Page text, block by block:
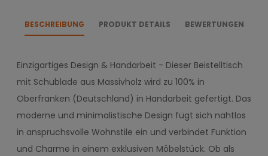
BESCHREIBUNG PRODUKT DETAILS BEWERTUNGEN
Einzigartiges Design & Handarbeit - Dieser Beistelltisch
mit Schublade aus Massivholz wird zu 100% in
Oberfranken (Deutschland) in Handarbeit gefertigt. Das
moderne und minimalistische Design fügt sich nahtlos
in anspruchsvolle Wohnstile ein und verbindet Funktion
und Charme in einem exklusiven Möbelstück. Ob als